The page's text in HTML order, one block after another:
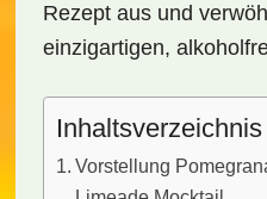
Rezept aus und
einzigartigen,
Inhaltsverzeichnis
Vorstellung